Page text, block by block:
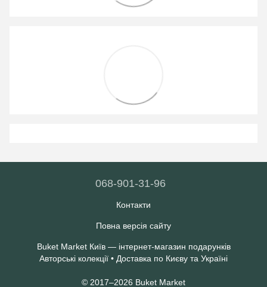
068-901-31-96
Контакти
Повна версія сайту
Buket Market Київ — інтернет-магазин подарунків
Авторські колекції • Доставка по Києву та Україні
© 2017–2026 Buket Market